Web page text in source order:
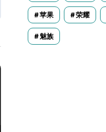
苹果 荣耀
魅族